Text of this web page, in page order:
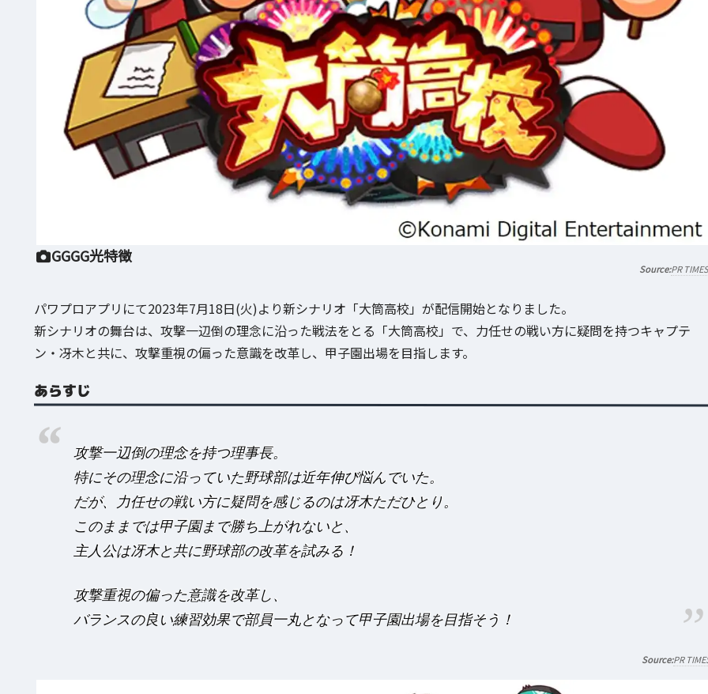
GGGG光特徴
PR TIMES
パワプロアプリにて2023年7月18日(火)より新シナリオ「大筒高校」が配信開始となりました。
新シナリオの舞台は、攻撃一辺倒の理念に沿った戦法をとる「大筒高校」で、力任せの戦い方に疑問を持つキャプテ
ン・冴木と共に、攻撃重視の偏った意識を改革し、甲子園出場を目指します。
あらすじ
攻撃一辺倒の理念を持つ理事長。
特にその理念に沿っていた野球部は近年伸び悩んでいた。
だが、力任せの戦い方に疑問を感じるのは冴木ただひとり。
このままでは甲子園まで勝ち上がれないと、
主人公は冴木と共に野球部の改革を試みる！
攻撃重視の偏った意識を改革し、
バランスの良い練習効果で部員一丸となって甲子園出場を目指そう！
PR